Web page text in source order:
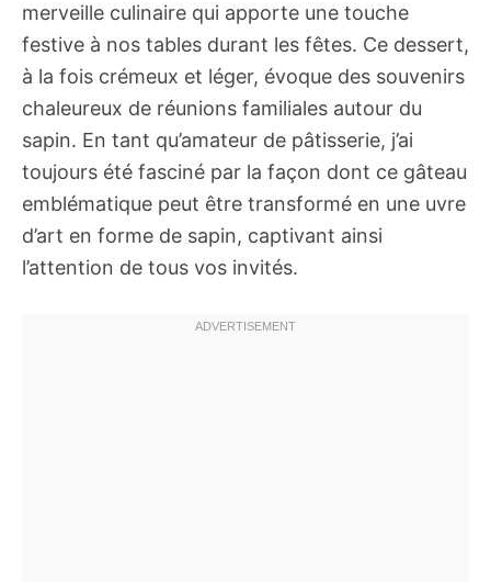
merveille culinaire qui apporte une touche
festive à nos tables durant les fêtes. Ce dessert,
à la fois crémeux et léger, évoque des souvenirs
chaleureux de réunions familiales autour du
sapin. En tant qu’amateur de pâtisserie, j’ai
toujours été fasciné par la façon dont ce gâteau
emblématique peut être transformé en une uvre
d’art en forme de sapin, captivant ainsi
l’attention de tous vos invités.